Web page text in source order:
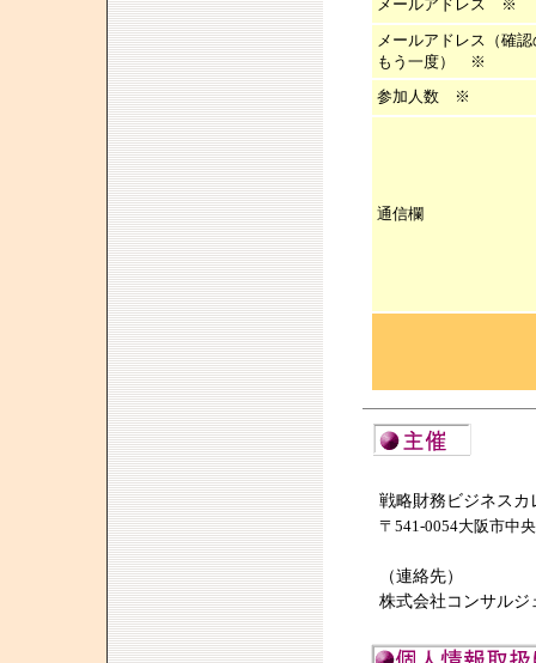
メールアドレス ※
メールアドレス（確
もう一度） ※
参加人数 ※
通信欄
戦略財務ビジネス
〒541-0054大阪市中
（連絡先）
株式会社コンサル